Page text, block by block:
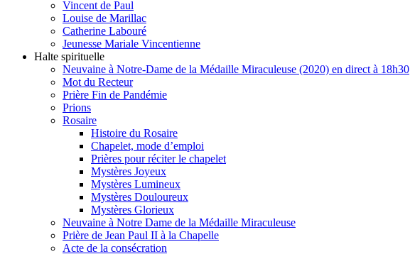
Vincent de Paul
Louise de Marillac
Catherine Labouré
Jeunesse Mariale Vincentienne
Halte spirituelle
Neuvaine à Notre-Dame de la Médaille Miraculeuse (2020) en direct à 18h30
Mot du Recteur
Prière Fin de Pandémie
Prions
Rosaire
Histoire du Rosaire
Chapelet, mode d’emploi
Prières pour réciter le chapelet
Mystères Joyeux
Mystères Lumineux
Mystères Douloureux
Mystères Glorieux
Neuvaine à Notre Dame de la Médaille Miraculeuse
Prière de Jean Paul II à la Chapelle
Acte de la consécration